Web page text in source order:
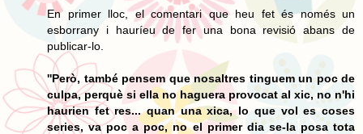
En primer lloc, el comentari que heu fet és només un
esborrany i hauríeu de fer una bona revisió abans de
publicar-lo.
''Però, també pensem que nosaltres tinguem un poc de
culpa, perquè si ella no haguera provocat al xic, no n'hi
haurien fet res... quan una xica, lo que vol es coses
series, va poc a poc, no el primer dia se-la posa tota